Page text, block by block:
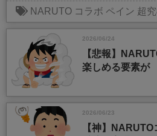
NARUTO コラボ ペイン 超
2026/06/24
【悲報】
楽しめる要素が
2026/06/23
【神】